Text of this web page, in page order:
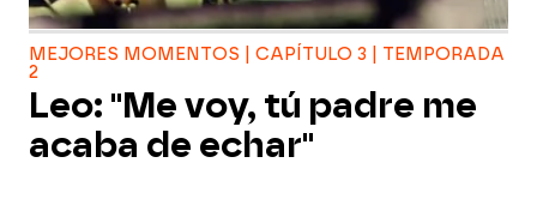
MEJORES MOMENTOS | CAPÍTULO 3 | TEMPORADA
2
Leo: "Me voy, tú padre me
acaba de echar"